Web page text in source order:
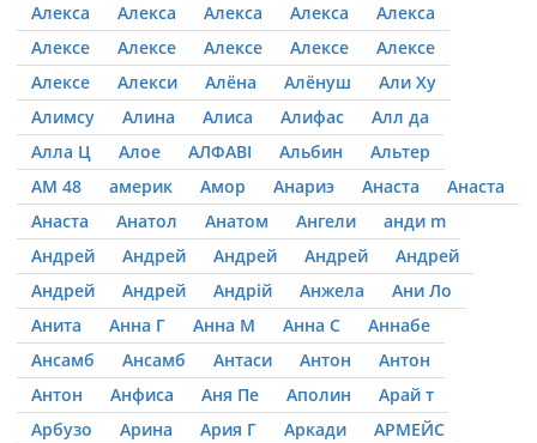
Алекса
Алекса Алекса Алекса
Алекса
Алексе
Алексе Алексе Алексе
Алексе
Алексе
Алекси Алёна Алёнуш
Али Ху
Алимсу
Алина Алиса Алифас
Алл да
Алла Ц
Алое АЛФАВІ Альбин
Альтер
АМ 48
америк Амор Анариэ Анаста
Анаста
Анаста
Анатол Анатом Ангели
анди m
Андрей
Андрей Андрей Андрей
Андрей
Андрей
Андрей Андрій Анжела
Ани Ло
Анита
Анна Г Анна М Анна С
Аннабе
Ансамб
Ансамб Антаси Антон
Антон
Антон
Анфиса Аня Пе Аполин
Арай т
Арбузо
Арина Ария Г Аркади
АРМЕЙС